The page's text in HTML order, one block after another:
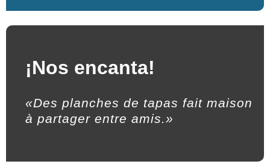
¡Nos encanta!
«Des planches de tapas fait maison
à partager entre amis.»